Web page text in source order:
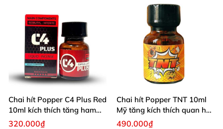
Chai hít Popper C4 Plus Red
10ml kích thích tăng ham
muốn
320.000₫
Chai hít Popper TNT 10ml
Mỹ tăng kích thích quan hệ
sảng khoái
490.000₫